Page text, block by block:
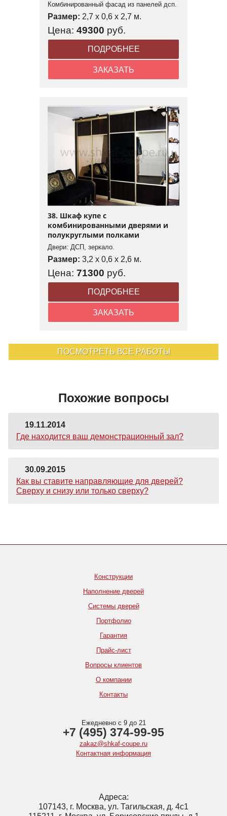
Комбинированный фасад из панелей дсп.
Размер: 2,7 x 0,6 x 2,7 м.
Цена: 49300 руб.
ПОДРОБНЕЕ
ЗАКАЗАТЬ
38. Шкаф купе с
комбинированными дверями и
полукруглыми полками
Двери: ДСП, зеркало.
Размер: 3,2 x 0,6 x 2,6 м.
Цена: 71300 руб.
ПОДРОБНЕЕ
ЗАКАЗАТЬ
ПОСМОТРЕТЬ ВСЕ РАБОТЫ
Похожие вопросы
19.11.2014
Где находится ваш демонстрационный зал?
30.09.2015
Как вы ставите направляющие для дверей?
Сверху и снизу или только сверху?
Конструкции
Наполнение дверей
Системы дверей
Портфолио
Гарантия
Прайс-лист
Вопросы клиентов
О компании
Контакты
Ежедневно с 9 до 21
+7 (495) 374-99-95
zakaz@shkaf-coupe.ru
Контактная информация
Адреса:
107143, г. Москва, ул. Тагильская, д. 4с1